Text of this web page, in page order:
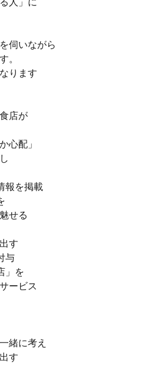
人」に
伺いながら
。
ります
店が
心配」
報を掲載
せる
す
与
」を
ービス
緒に考え
す